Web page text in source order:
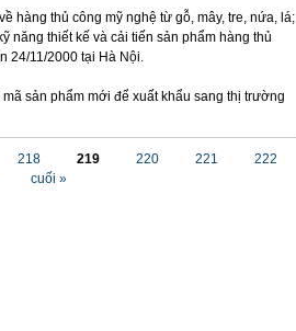
hàng thủ công mỹ nghệ từ gỗ, mây, tre, nứa, lá;
năng thiết kế và cải tiến sản phẩm hàng thủ
24/11/2000 tại Hà Nội.
sản phẩm mới để xuất khẩu sang thị trường
218 219 220 221
222
cuối »